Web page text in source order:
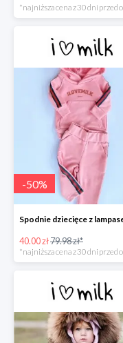
-50%
40.00 zł79.98 zł*